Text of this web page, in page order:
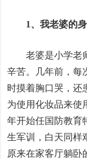
1、我老婆的
老婆是小学老
辛苦。几年前，每
时摸着胸口哭，还
为使用化妆品来使
年开始任国防教育
生军训，白天同样
原来在家客厅躺卧